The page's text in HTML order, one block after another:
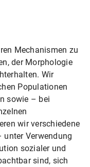
Mechanismen zu
der Morphologie
Wir
Populationen
sowie – bei
wir verschiedene
Verwendung
sozialer und
sind, sich